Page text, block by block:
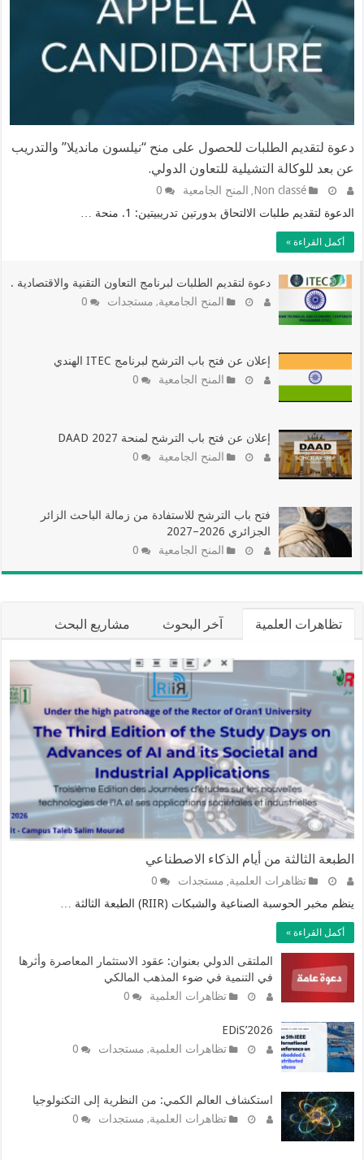
دعوة لتقديم الطلبات للحصول على منح “نيلسون مانديلا” والتدريب
عن بعد للوكالة التشيلية للتعاون الدولي.
Non classé
, المنح الجامعية
0
الدعوة لتقديم طلبات الالتحاق بدورتين تدريبيتين: 1. منحة …
أكمل القراءة »
دعوة لتقديم الطلبات لبرنامج التعاون التقنية والاقتصادية .
المنح الجامعية, مستجدات 0
إعلان عن فتح باب الترشح لبرنامج ITEC الهندي
المنح الجامعية
0
إعلان عن فتح باب الترشح لمنحة DAAD 2027
المنح الجامعية
0
فتح باب الترشح للاستفادة من زمالة الباحث الزائر
الجزائري 2026–2027
المنح الجامعية
0
تظاهرات العلمية آخر البحوث مشاريع البحث
الطبعة الثالثة من أيام الذكاء الاصطناعي
تظاهرات العلمية, مستجدات
0
ينظم مخبر الحوسبة الصناعية والشبكات (RIIR) الطبعة الثالثة …
أكمل القراءة »
الملتقى الدولي بعنوان: عقود الاستثمار المعاصرة وأثرها
في التنمية في ضوء المذهب المالكي
تظاهرات العلمية
0
EDiS’2026
تظاهرات العلمية, مستجدات 0
استكشاف العالم الكمي: من النظرية إلى التكنولوجيا
تظاهرات العلمية, مستجدات 0